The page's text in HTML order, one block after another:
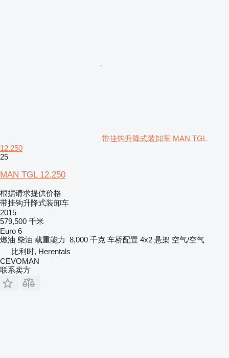
带挂钩升降式装卸车 MAN TGL
12.250
25
MAN TGL 12.250
根据请求提供价格
带挂钩升降式装卸车
2015
579,500 千米
Euro 6
燃油 柴油 载重能力 8,000 千克 车桥配置 4x2 悬架 空气/空气
比利时, Herentals
CEVOMAN
联系卖方